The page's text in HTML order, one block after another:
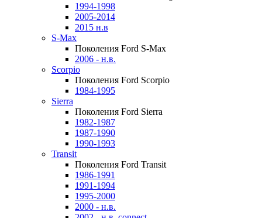
1994-1998
2005-2014
2015 н.в
S-Max
Поколения Ford S-Max
2006 - н.в.
Scorpio
Поколения Ford Scorpio
1984-1995
Sierra
Поколения Ford Sierra
1982-1987
1987-1990
1990-1993
Transit
Поколения Ford Transit
1986-1991
1991-1994
1995-2000
2000 - н.в.